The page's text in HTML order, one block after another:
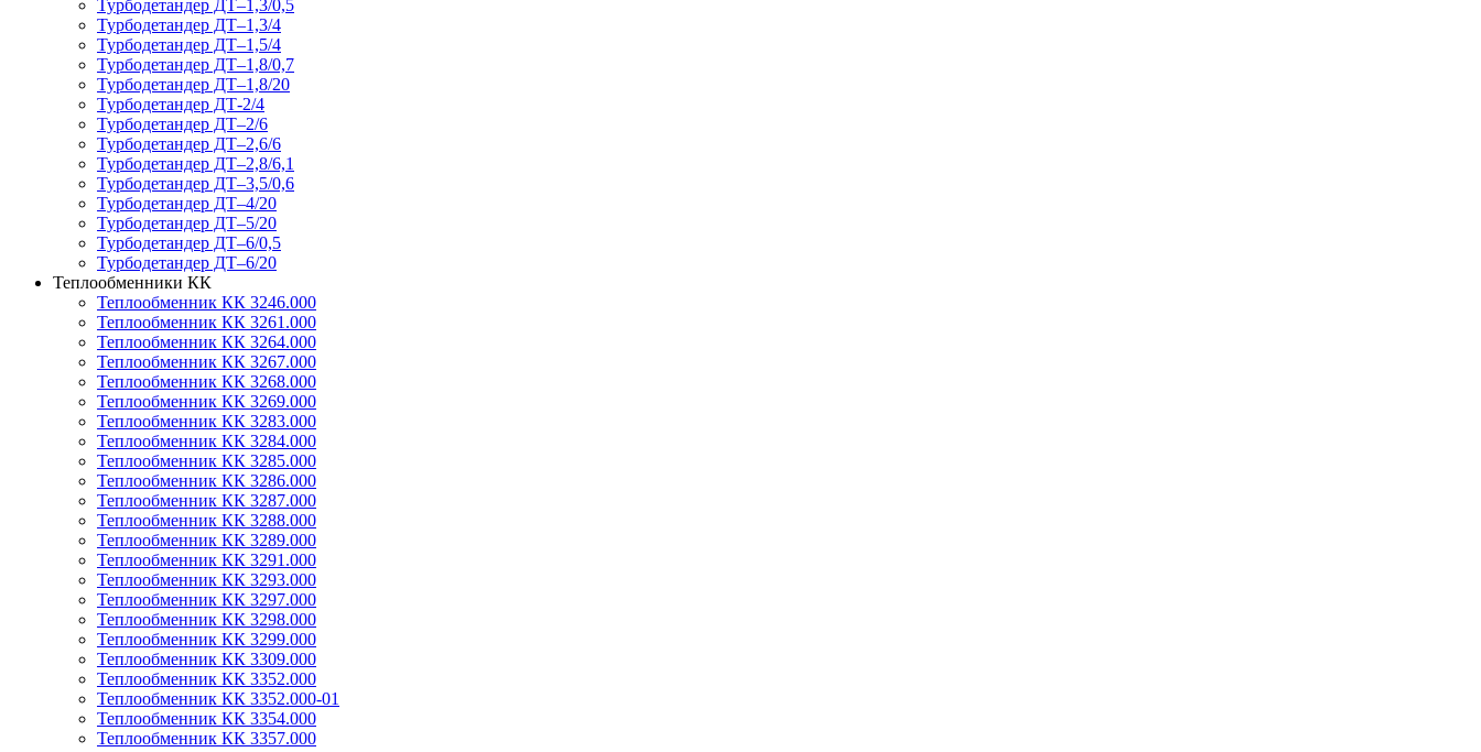
Турбодетандер ДТ–1,3/0,5
Турбодетандер ДТ–1,3/4
Турбодетандер ДТ–1,5/4
Турбодетандер ДТ–1,8/0,7
Турбодетандер ДТ–1,8/20
Турбодетандер ДТ-2/4
Турбодетандер ДТ–2/6
Турбодетандер ДТ–2,6/6
Турбодетандер ДТ–2,8/6,1
Турбодетандер ДТ–3,5/0,6
Турбодетандер ДТ–4/20
Турбодетандер ДТ–5/20
Турбодетандер ДТ–6/0,5
Турбодетандер ДТ–6/20
Теплообменники КК
Теплообменник КК 3246.000
Теплообменник КК 3261.000
Теплообменник КК 3264.000
Теплообменник КК 3267.000
Теплообменник КК 3268.000
Теплообменник КК 3269.000
Теплообменник КК 3283.000
Теплообменник КК 3284.000
Теплообменник КК 3285.000
Теплообменник КК 3286.000
Теплообменник КК 3287.000
Теплообменник КК 3288.000
Теплообменник КК 3289.000
Теплообменник КК 3291.000
Теплообменник КК 3293.000
Теплообменник КК 3297.000
Теплообменник КК 3298.000
Теплообменник КК 3299.000
Теплообменник КК 3309.000
Теплообменник КК 3352.000
Теплообменник КК 3352.000-01
Теплообменник КК 3354.000
Теплообменник КК 3357.000